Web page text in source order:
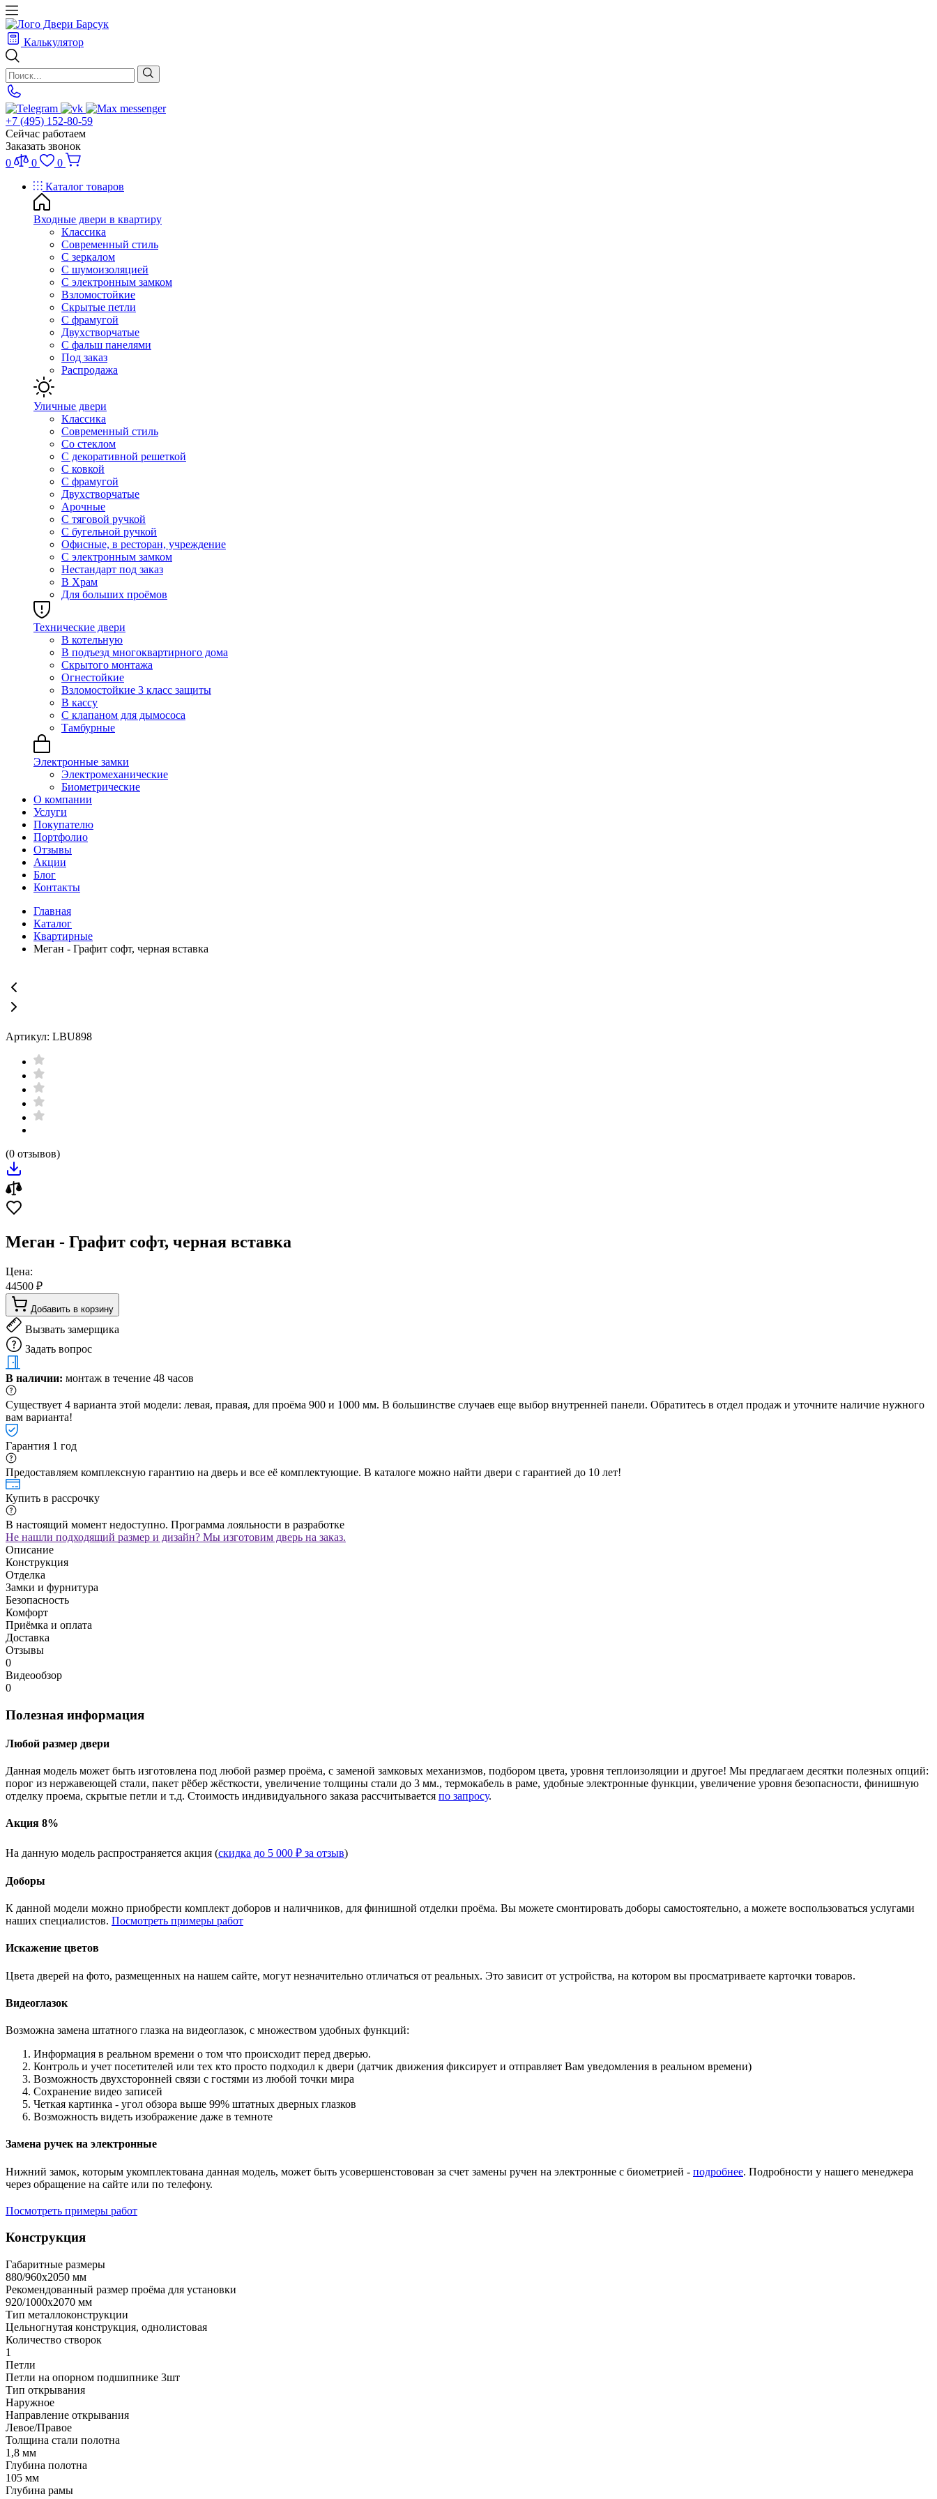
Калькулятор
+7 (495) 152-80-59
Сейчас работаем
Заказать звонок
0
0
0
Каталог товаров
Входные двери в квартиру
Классика
Современный стиль
С зеркалом
С шумоизоляцией
С электронным замком
Взломостойкие
Скрытые петли
С фрамугой
Двухстворчатые
С фальш панелями
Под заказ
Распродажа
Уличные двери
Классика
Современный стиль
Со стеклом
С декоративной решеткой
С ковкой
С фрамугой
Двухстворчатые
Арочные
С тяговой ручкой
С бугельной ручкой
Офисные, в ресторан, учреждение
С электронным замком
Нестандарт под заказ
В Храм
Для больших проёмов
Технические двери
В котельную
В подъезд многоквартирного дома
Скрытого монтажа
Огнестойкие
Взломостойкие 3 класс защиты
В кассу
С клапаном для дымососа
Тамбурные
Электронные замки
Электромеханические
Биометрические
О компании
Услуги
Покупателю
Портфолио
Отзывы
Акции
Блог
Контакты
Главная
Каталог
Квартирные
Меган - Графит софт, черная вставка
Артикул: LBU898
(0 отзывов)
Меган - Графит софт, черная вставка
Цена:
44500 ₽
Добавить в корзину
Вызвать замерщика
Задать вопрос
В наличии: монтаж в течение 48 часов
Существует 4 варианта этой модели: левая, правая, для проёма 900 и 1000 мм. В большинстве случаев еще выбор внутренней панели. Обратитесь в отдел продаж и уточните наличие нужного
вам варианта!
Гарантия 1 год
Предоставляем комплексную гарантию на дверь и все её комплектующие. В каталоге можно найти двери с гарантией до 10 лет!
Купить в рассрочку
В настоящий момент недоступно. Программа лояльности в разработке
Не нашли подходящий размер и дизайн? Мы изготовим дверь на заказ.
Описание
Конструкция
Отделка
Замки и фурнитура
Безопасность
Комфорт
Приёмка и оплата
Доставка
Отзывы
0
Видеообзор
0
Полезная информация
Любой размер двери
Данная модель может быть изготовлена под любой размер проёма, с заменой замковых механизмов, подбором цвета, уровня теплоизоляции и другое! Мы предлагаем десятки полезных опций:
порог из нержавеющей стали, пакет рёбер жёсткости, увеличение толщины стали до 3 мм., термокабель в раме, удобные электронные функции, увеличение уровня безопасности, финишную
отделку проема, скрытые петли и т.д. Стоимость индивидуального заказа рассчитывается по запросу.
Акция 8%
На данную модель распространяется акция (скидка до 5 000 ₽ за отзыв)
Доборы
К данной модели можно приобрести комплект доборов и наличников, для финишной отделки проёма. Вы можете смонтировать доборы самостоятельно, а можете воспользоваться услугами
наших специалистов. Посмотреть примеры работ
Искажение цветов
Цвета дверей на фото, размещенных на нашем сайте, могут незначительно отличаться от реальных. Это зависит от устройства, на котором вы просматриваете карточки товаров.
Видеоглазок
Возможна замена штатного глазка на видеоглазок, с множеством удобных функций:
Информация в реальном времени о том что происходит перед дверью.
Контроль и учет посетителей или тех кто просто подходил к двери (датчик движения фиксирует и отправляет Вам уведомления в реальном времени)
Возможность двухсторонней связи с гостями из любой точки мира
Сохранение видео записей
Четкая картинка - угол обзора выше 99% штатных дверных глазков
Возможность видеть изображение даже в темноте
Замена ручек на электронные
Нижний замок, которым укомплектована данная модель, может быть усовершенстовован за счет замены ручен на электронные с биометрией - подробнее. Подробности у нашего менеджера
через обращение на сайте или по телефону.
Посмотреть примеры работ
Конструкция
Габаритные размеры
880/960х2050 мм
Рекомендованный размер проёма для установки
920/1000х2070 мм
Тип металлоконструкции
Цельногнутая конструкция, однолистовая
Количество створок
1
Петли
Петли на опорном подшипнике 3шт
Тип открывания
Наружное
Направление открывания
Левое/Правое
Толщина стали полотна
1,8 мм
Глубина полотна
105 мм
Глубина рамы